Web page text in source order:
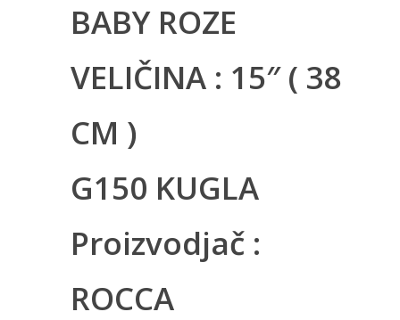
BABY ROZE
VELIČINA : 15″ ( 38
CM )
G150 KUGLA
Proizvodjač :
ROCCA